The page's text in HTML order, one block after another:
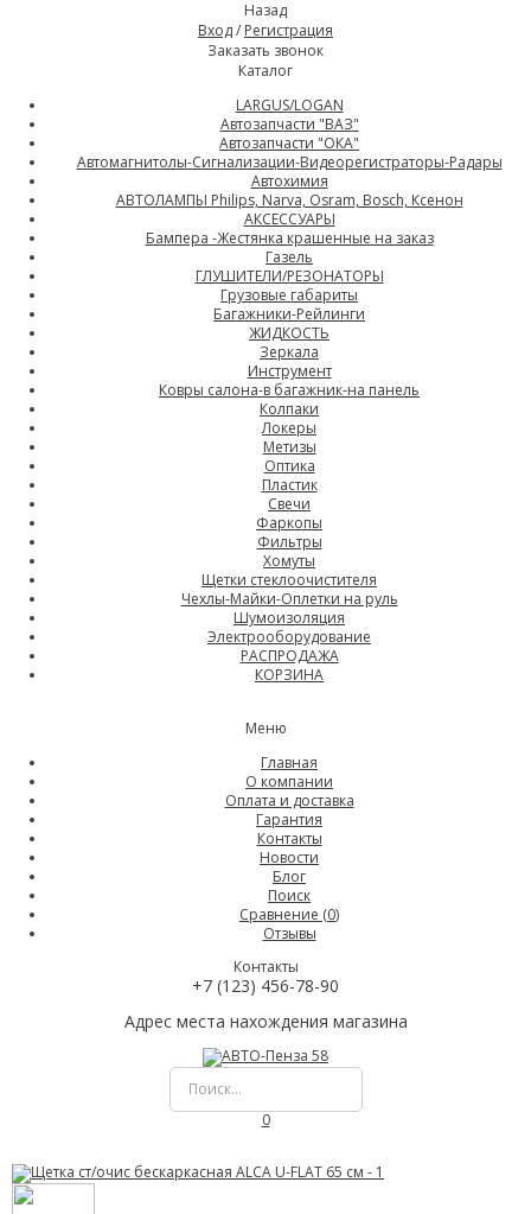
Назад
Вход/ Регистрация
Заказать звонок
Каталог
LARGUS/LOGAN
Автозапчасти "ВАЗ"
Автозапчасти "ОКА"
Автомагнитолы-Сигнализации-Видеорегистраторы-Радары
Автохимия
АВТОЛАМПЫ Philips, Narva, Osram, Bosch, Ксенон
АКСЕССУАРЫ
Бампера -Жестянка крашенные на заказ
Газель
ГЛУШИТЕЛИ/РЕЗОНАТОРЫ
Грузовые габариты
Багажники-Рейлинги
ЖИДКОСТЬ
Зеркала
Инструмент
Ковры салона-в багажник-на панель
Колпаки
Локеры
Метизы
Оптика
Пластик
Свечи
Фаркопы
Фильтры
Хомуты
Щетки стеклоочистителя
Чехлы-Майки-Оплетки на руль
Шумоизоляция
Электрооборудование
РАСПРОДАЖА
КОРЗИНА
Меню
Главная
О компании
Оплата и доставка
Гарантия
Контакты
Новости
Блог
Поиск
Сравнение (0)
Отзывы
Контакты
+7 (123) 456-78-90
Адрес места нахождения магазина
0